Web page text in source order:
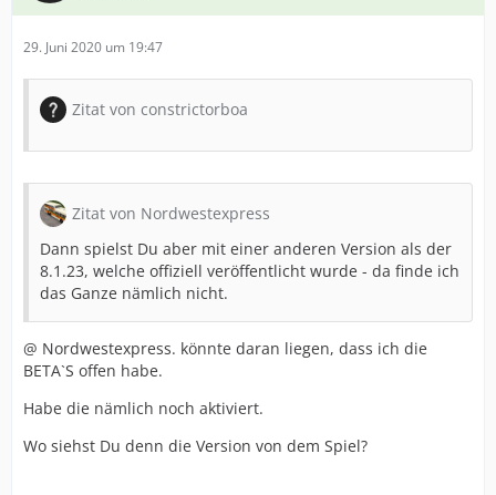
29. Juni 2020 um 19:47
Zitat von constrictorboa
Zitat von Nordwestexpress
Dann spielst Du aber mit einer anderen Version als der
8.1.23, welche offiziell veröffentlicht wurde - da finde ich
das Ganze nämlich nicht.
@ Nordwestexpress. könnte daran liegen, dass ich die
BETA`S offen habe.
Habe die nämlich noch aktiviert.
Wo siehst Du denn die Version von dem Spiel?